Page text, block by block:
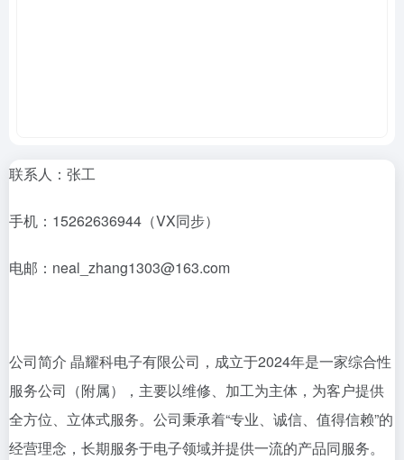
联系人：张工
手机：15262636944（VX同步）
电邮：neal_zhang1303@163.com
公司简介 晶耀科电子有限公司，成立于2024年是一家综合性
服务公司（附属），主要以维修、加工为主体，为客户提供
全方位、立体式服务。公司秉承着“专业、诚信、值得信赖”的
经营理念，长期服务于电子领域并提供一流的产品同服务。